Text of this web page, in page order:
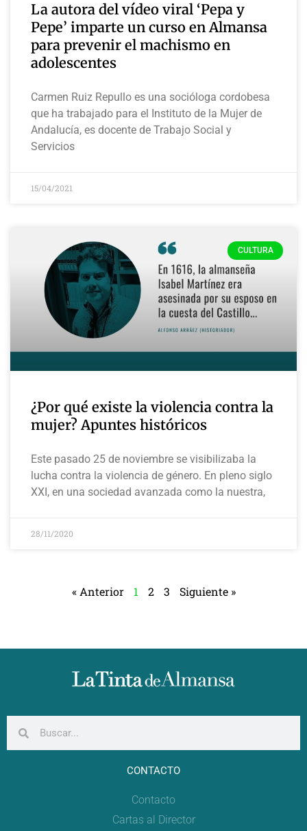
La autora del vídeo viral ‘Pepa y
Pepe’ imparte un curso en Almansa
para prevenir el machismo en
adolescentes
Carmen Ruiz Repullo es una socióloga cordobesa
que ha trabajado para el Instituto de la Mujer de
Andalucía, es docente de Trabajo Social y
Servicios
15/04/2021
CULTURA
¿Por qué existe la violencia contra la
mujer? Apuntes históricos
Este pasado 25 de noviembre se visibilizaba la
lucha contra la violencia de género. En pleno siglo
XXI, en una sociedad avanzada como la nuestra,
28/11/2020
« Anterior 1 2 3 Siguiente »
CONTACTO
Contacto
Cartas al Director